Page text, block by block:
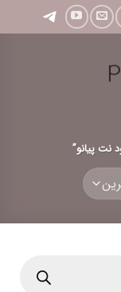
نت پیانو”